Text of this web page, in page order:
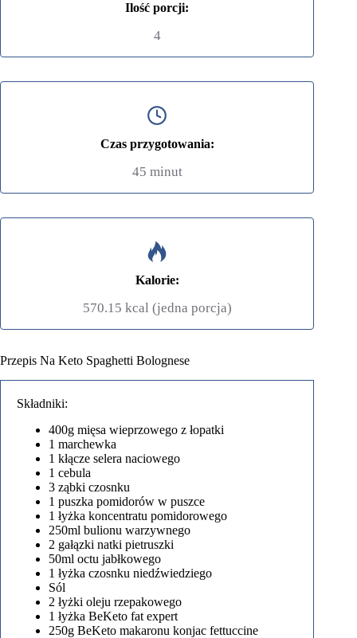
Ilość porcji:
4
Czas przygotowania:
45 minut
Kalorie:
570.15 kcal (jedna porcja)
Przepis Na Keto Spaghetti Bolognese
Składniki:
400g mięsa wieprzowego z łopatki
1 marchewka
1 kłącze selera naciowego
1 cebula
3 ząbki czosnku
1 puszka pomidorów w puszce
1 łyżka koncentratu pomidorowego
250ml bulionu warzywnego
2 gałązki natki pietruszki
50ml octu jabłkowego
1 łyżka czosnku niedźwiedziego
Sól
2 łyżki oleju rzepakowego
1 łyżka BeKeto fat expert
250g BeKeto makaronu konjac fettuccine